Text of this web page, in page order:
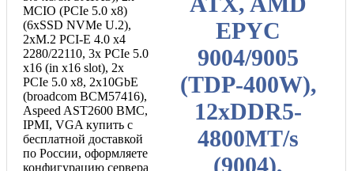
EPYC
9004/9005
(TDP-400W),
12xDDR5-
4800MT/s
(9004),
MCIO (PCIe 5.0 x8)
(6хSSD NVMe U.2),
2xM.2 PCI-E 4.0 x4
2280/22110, 3х PCIe 5.0
x16 (in x16 slot), 2х
PCIe 5.0 x8, 2x10GbE
(broadcom BCM57416),
Aspeed AST2600 BMC,
IPMI, VGA купить с
бесплатной доставкой
по России, оформляете
конфигурацию сервера